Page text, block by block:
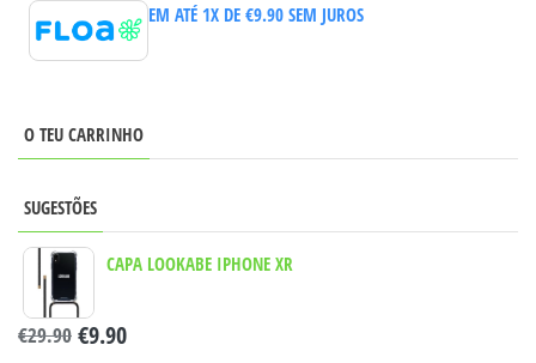
EM ATÉ 1X DE €9.90SEM JUROS
O TEU CARRINHO
SUGESTÕES
CAPA LOOKABE IPHONE XR
€29.90 €9.90